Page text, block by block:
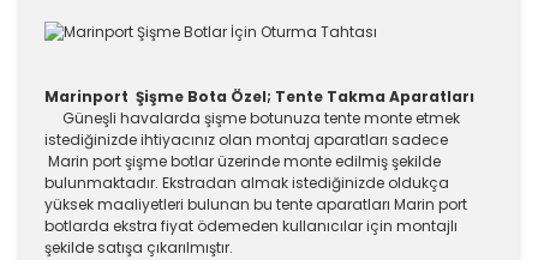
Marinport Şişme Bota Özel; Tente Takma Aparatları
Güneşli havalarda şişme botunuza tente monte etmek
istediğinizde ihtiyacınız olan montaj aparatları sadece
Marin port şişme botlar üzerinde monte edilmiş şekilde
bulunmaktadır. Ekstradan almak istediğinizde oldukça
yüksek maaliyetleri bulunan bu tente aparatları Marin port
botlarda ekstra fiyat ödemeden kullanıcılar için montajlı
şekilde satışa çıkarılmıştır.